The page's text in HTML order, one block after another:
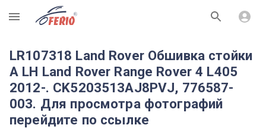
R
LR107318 Land Rover Обшивка стойки
А LH Land Rover Range Rover 4 L405
2012-. CK5203513AJ8PVJ, 776587-
003. Для просмотра фотографий
перейдите по ссылке